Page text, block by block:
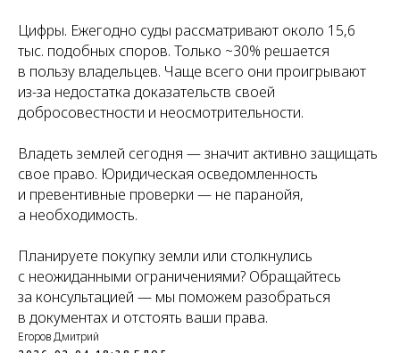
Цифры. Ежегодно суды рассматривают около 15,6
тыс. подобных споров. Только ~30% решается
в пользу владельцев. Чаще всего они проигрывают
из-за недостатка доказательств своей
добросовестности и неосмотрительности.
Владеть землей сегодня — значит активно защищать
свое право. Юридическая осведомленность
и превентивные проверки — не паранойя,
а необходимость.
Планируете покупку земли или столкнулись
с неожиданными ограничениями? Обращайтесь
за консультацией — мы поможем разобраться
в документах и отстоять ваши права.
Егоров Дмитрий